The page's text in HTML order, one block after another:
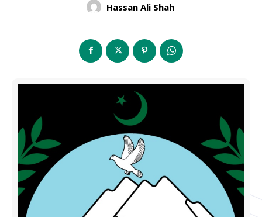
Hassan Ali Shah